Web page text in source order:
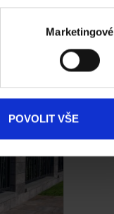
Marketingové
POVOLIT VŠE